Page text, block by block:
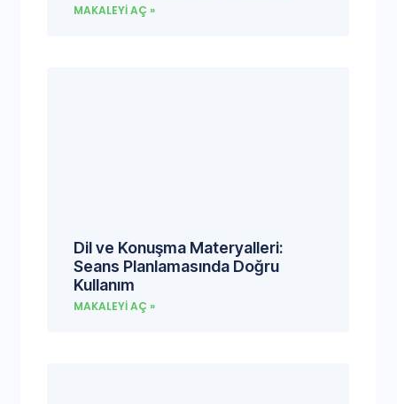
MAKALEYI AÇ »
Dil ve Konuşma Materyalleri:
Seans Planlamasında Doğru
Kullanım
MAKALEYI AÇ »